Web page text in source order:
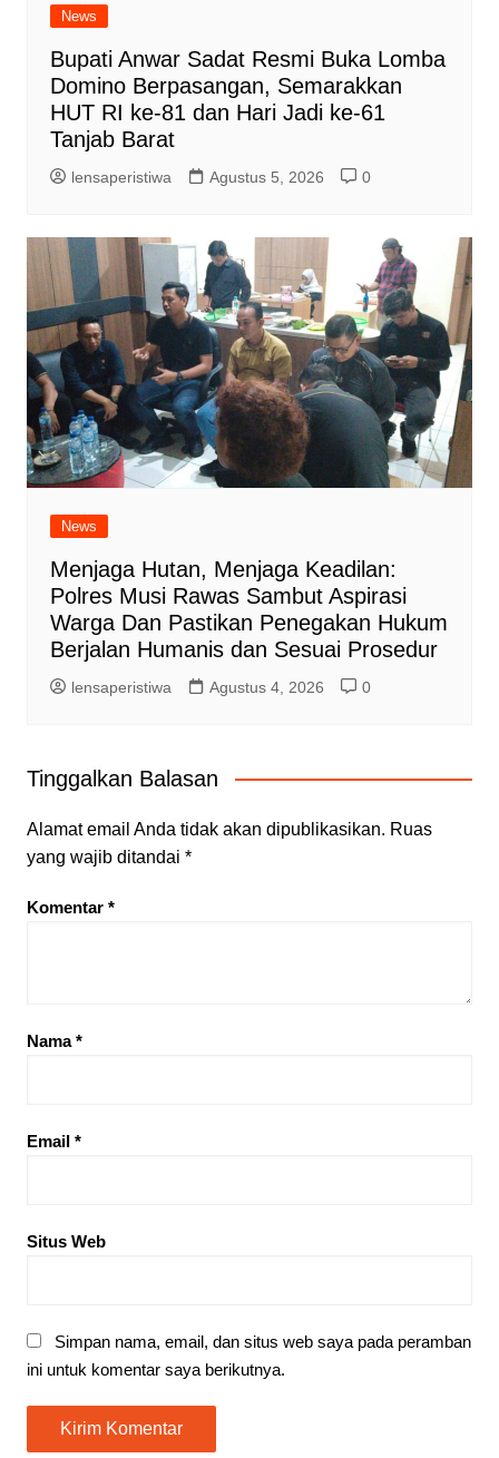
News
Bupati Anwar Sadat Resmi Buka Lomba
Domino Berpasangan, Semarakkan
HUT RI ke-81 dan Hari Jadi ke-61
Tanjab Barat
lensaperistiwa Agustus 5, 2026 0
News
Menjaga Hutan, Menjaga Keadilan:
Polres Musi Rawas Sambut Aspirasi
Warga Dan Pastikan Penegakan Hukum
Berjalan Humanis dan Sesuai Prosedur
lensaperistiwa Agustus 4, 2026 0
Tinggalkan Balasan
Alamat email Anda tidak akan dipublikasikan. Ruas
yang wajib ditandai *
Komentar *
Nama*
Email *
Situs Web
Simpan nama, email, dan situs web saya pada peramban
ini untuk komentar saya berikutnya.